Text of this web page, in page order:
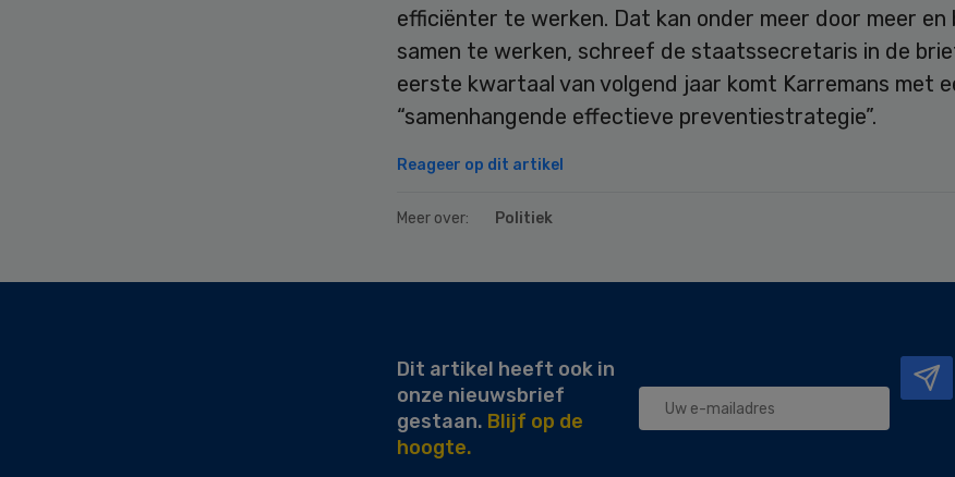
efficiënter te werken. Dat kan onder meer door meer en
samen te werken, schreef de staatssecretaris in de
eerste kwartaal van volgend jaar komt Karremans met
“samenhangende effectieve preventiestrategie”.
Reageer op dit artikel
Meer over: Politiek
Dit artikel heeft ook in
onze nieuwsbrief
gestaan. Blijf op de
hoogte.